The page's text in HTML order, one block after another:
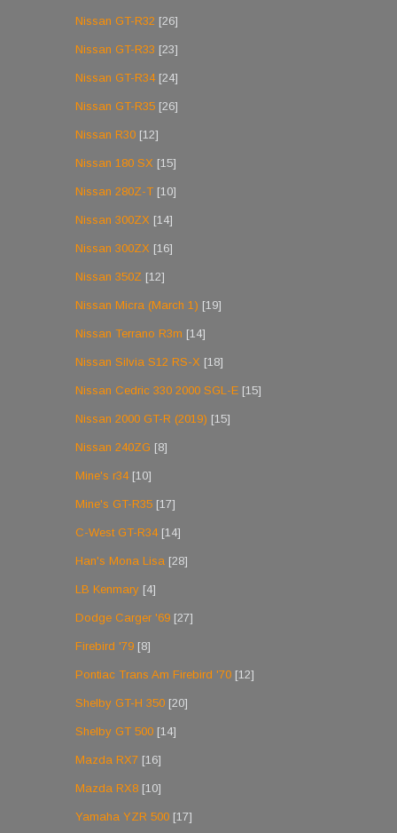
Nissan GT-R32 [26]
Nissan GT-R33 [23]
Nissan GT-R34 [24]
Nissan GT-R35 [26]
Nissan R30 [12]
Nissan 180 SX [15]
Nissan 280Z-T [10]
Nissan 300ZX [14]
Nissan 300ZX [16]
Nissan 350Z [12]
Nissan Micra (March 1) [19]
Nissan Terrano R3m [14]
Nissan Silvia S12 RS-X [18]
Nissan Cedric 330 2000 SGL-E [15]
Nissan 2000 GT-R (2019) [15]
Nissan 240ZG [8]
Mine's r34 [10]
Mine's GT-R35 [17]
C-West GT-R34 [14]
Han's Mona Lisa [28]
LB Kenmary [4]
Dodge Carger '69 [27]
Firebird '79 [8]
Pontiac Trans Am Firebird '70 [12]
Shelby GT-H 350 [20]
Shelby GT 500 [14]
Mazda RX7 [16]
Mazda RX8 [10]
Yamaha YZR 500 [17]